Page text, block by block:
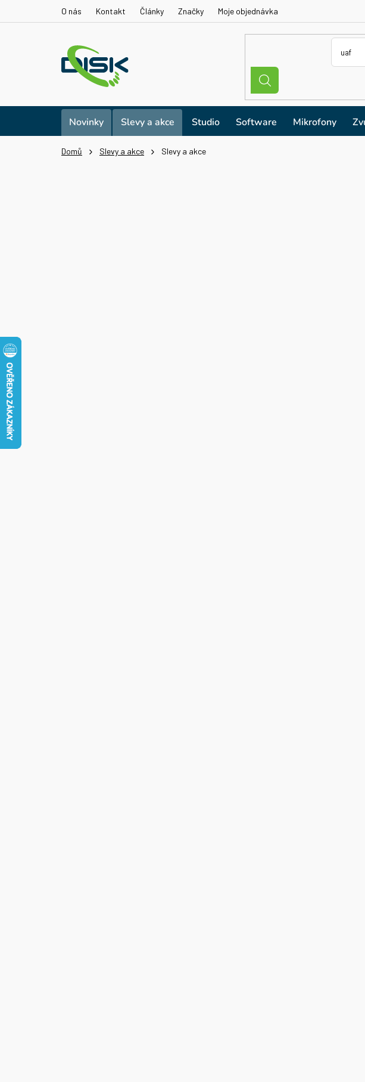
O nás Kontakt Články Značky Moje objednávka
Novinky Slevy a akce Studio Software Mikrofony
Domů Slevy a akce Slevy a akce